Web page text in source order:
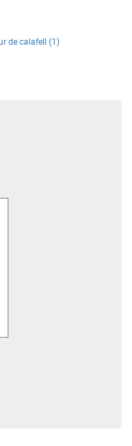
de calafell (1)